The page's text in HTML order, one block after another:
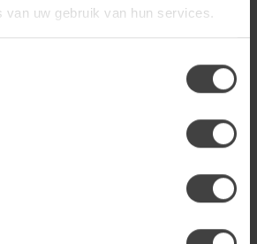
van uw gebruik van hun services.
bij de bestelling? Neem gerust contact
info@dewoonwinkel.nlof
+31